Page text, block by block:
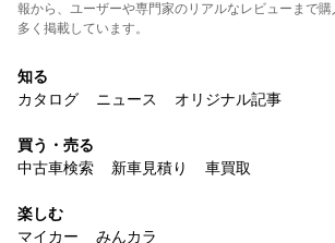
報から、ユーザーや専門家のリアルなレビューまで
多く掲載しています。
知る
カタログ
ニュース オリジナル記事
買う・売る
中古車検索
新車見積り 車買取
楽しむ
マイカー
みんカラ